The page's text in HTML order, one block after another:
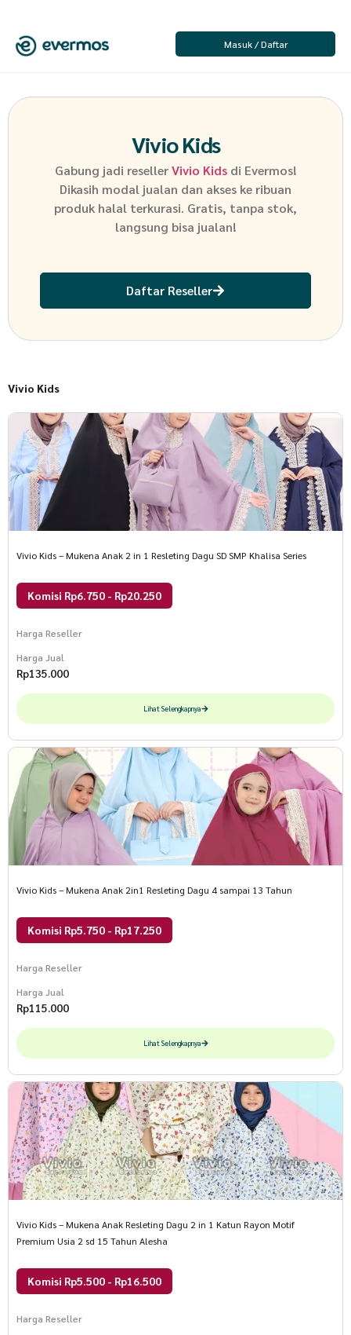
Masuk / Daftar
Vivio Kids
Gabung jadi resellerVivio Kids di Evermos!
Dikasih modal jualan dan akses ke ribuan
produk halal terkurasi. Gratis, tanpa stok,
langsung bisa jualan!
Daftar Reseller
Vivio Kids
Vivio Kids – Mukena Anak 2 in 1 Resleting Dagu SD SMP Khalisa Series
Komisi Rp6.750 - Rp20.250
Harga Reseller
Harga Jual
Rp135.000
Lihat Selengkapnya
Vivio Kids – Mukena Anak 2in1 Resleting Dagu 4 sampai 13 Tahun
Komisi Rp5.750 - Rp17.250
Harga Reseller
Harga Jual
Rp115.000
Lihat Selengkapnya
Vivio Kids – Mukena Anak Resleting Dagu 2 in 1 Katun Rayon Motif
Premium Usia 2 sd 15 Tahun Alesha
Komisi Rp5.500 - Rp16.500
Harga Reseller